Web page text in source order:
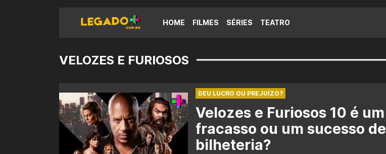
HOME FILMES SÉRIES TEATRO
VELOZES E FURIOSOS
DEU LUCRO OU PREJUÍZO?
Velozes e Furiosos 10 é um
fracasso ou um sucesso de
bilheteria?